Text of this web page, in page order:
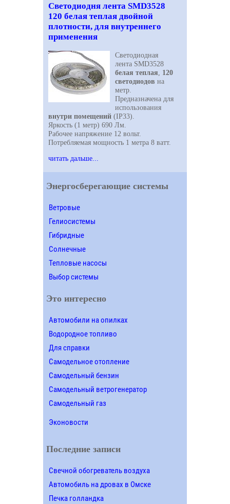
Светодиодня лента SMD3528
120 белая теплая двойной
плотности, для внутреннего
применения
Светодиодная
лента SMD3528
белая теплая
120
светодиодов на
метр.
Предназначена для
использования
внутри помещений (IP33).
Яркость (1 метр) 690 Лм.
Рабочее напряжение 12 вольт.
Потребляемая мощность 1 метра 8 ватт.
читать дальше...
Энергосберегающие системы
Ветровые
Гелиосистемы
Гибридные
Солнечные
Тепловые насосы
Выбор системы
Это интересно
Автомобили на опилках
Водородное топливо
Для справки
Самодельное отопление
Самодельный бензин
Самодельный ветрогенератор
Самодельный газ
Эконовости
Последние записи
Свечной обогреватель воздуха
Автомобиль на дровах в Омске
Печка голландка